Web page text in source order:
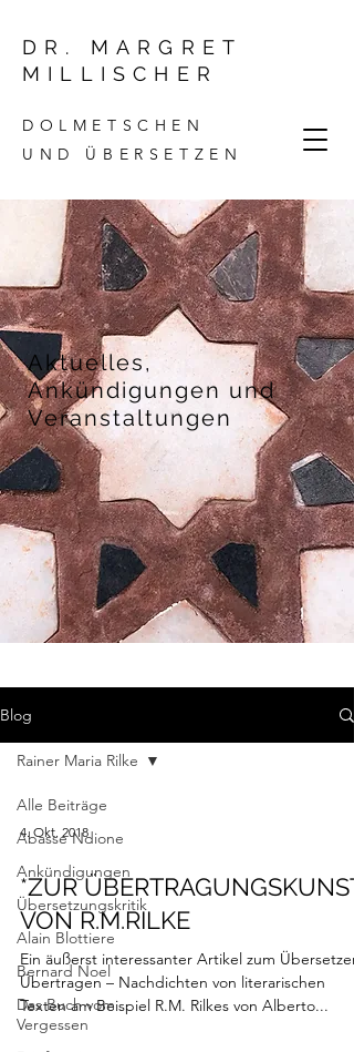
DR. MARGRET
MILLISCHER
DOLMETSCHEN
UND ÜBERSETZEN
Aktuelles,
Ankündigungen und
Veranstaltungen
Blog
Alle Beiträge
Abasse Ndione
Ankündigungen
Übersetzungskritik
Alain Blottiere
Bernard Noel
Das Buch vom
Vergessen
Rainer Maria Rilke
4. Okt. 2018
*ZUR ÜBERTRAGUNGSKUNST
VON R.M.RILKE
Ein äußerst interessanter Artikel zum Übersetzen
Übertragen – Nachdichten von literarischen
Texten am Beispiel R.M. Rilkes von Alberto...